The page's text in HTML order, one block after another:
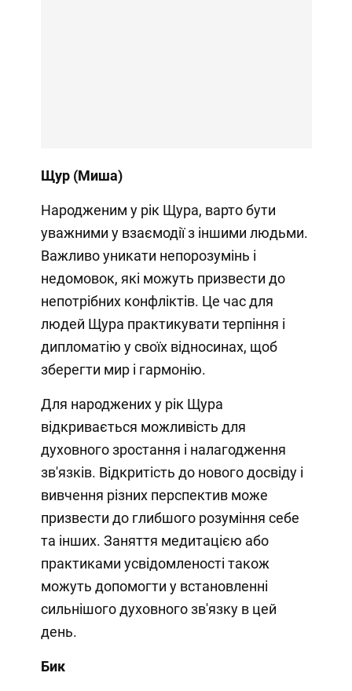
Щур (Миша)
Народженим у рік Щура, варто бути
уважними у взаємодії з іншими людьми.
Важливо уникати непорозумінь і
недомовок, які можуть призвести до
непотрібних конфліктів. Це час для
людей Щура практикувати терпіння і
дипломатію у своїх відносинах, щоб
зберегти мир і гармонію.
Для народжених у рік Щура
відкривається можливість для
духовного зростання і налагодження
зв'язків. Відкритість до нового досвіду і
вивчення різних перспектив може
призвести до глибшого розуміння себе
та інших. Заняття медитацією або
практиками усвідомленості також
можуть допомогти у встановленні
сильнішого духовного зв'язку в цей
день.
Бик